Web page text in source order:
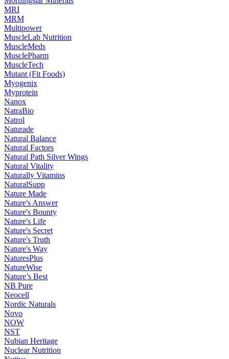
MRI
MRM
Multipower
MuscleLab Nutrition
MuscleMeds
MusclePharm
MuscleTech
Mutant (Fit Foods)
Myogenix
Myprotein
Nanox
NatraBio
Natrol
Naturade
Natural Balance
Natural Factors
Natural Path Silver Wings
Natural Vitality
Naturally Vitamins
NaturalSupp
Nature Made
Nature's Answer
Nature's Bounty
Nature's Life
Nature's Secret
Nature's Truth
Nature's Way
NaturesPlus
NatureWise
Nature’s Best
NB Pure
Neocell
Nordic Naturals
Novo
NOW
NST
Nubian Heritage
Nuclear Nutrition